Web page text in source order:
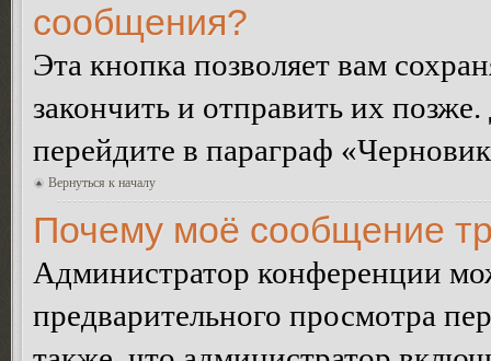
сообщения?
Эта кнопка позволяет вам
закончить и отправить их
перейдите в параграф
Вернуться к началу
Почему моё сообщение
Администратор конференции
предварительного просмотра